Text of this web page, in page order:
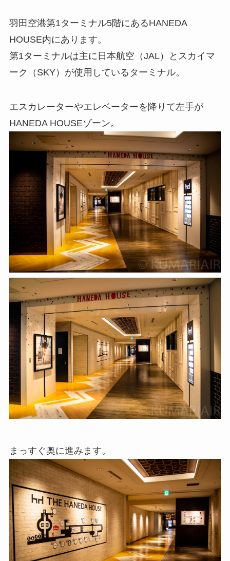
羽田空港第1ターミナル5階にあるHANEDA
HOUSE内にあります。
第1ターミナルは主に日本航空（JAL）とスカイマ
ーク（SKY）が使用しているターミナル。
エスカレーターやエレベーターを降りて左手が
HANEDA HOUSEゾーン。
まっすぐ奥に進みます。